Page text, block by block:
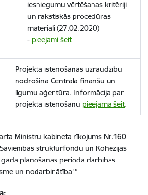
iesniegumu vērtēšanas kritēriji
un rakstiskās procedūras
materiāli (27.02.2020)
- pieejami šeit
Projekta īstenošanas uzraudzību
nodrošina Centrālā finanšu un
līgumu aģentūra. Informācija par
projekta īstenošanu pieejama šeit.
Ministru kabineta rīkojums Nr.160
struktūrfondu un Kohēzijas
plānošanas perioda darbības
un nodarbinātība"”